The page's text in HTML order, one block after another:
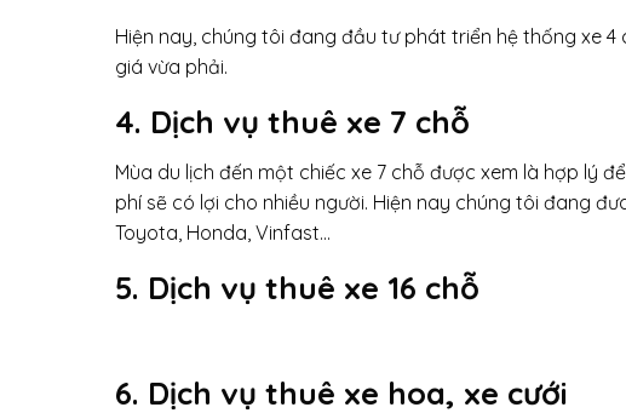
Hiện nay, chúng tôi đang đầu tư phát triển hệ thống xe
giá vừa phải.
4. Dịch vụ thuê xe 7 chỗ
Mùa du lịch đến một chiếc xe 7 chỗ được xem là hợp lý
phí sẽ có lợi cho nhiều người. Hiện nay chúng tôi đang
Toyota, Honda, Vinfast…
5. Dịch vụ thuê xe 16 chỗ
6. Dịch vụ thuê xe hoa, xe cưới